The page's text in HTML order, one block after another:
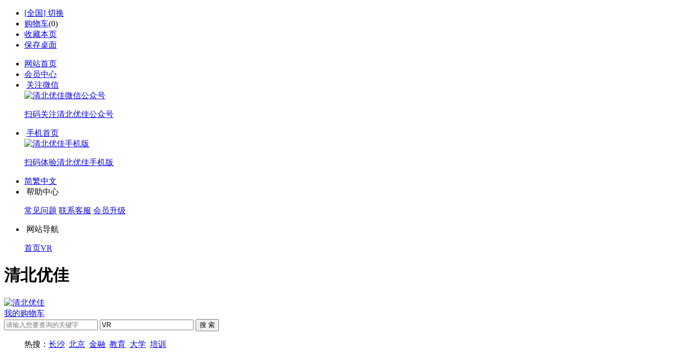
[全国] 切换
购物车(0)
收藏本页
保存桌面
网站首页
会员中心
关注微信
扫码关注清北优佳公众号
手机首页
扫码体验清北优佳手机版
简繁中文
帮助中心
常见问题 联系客服 会员升级
网站导航
首页VR
清北优佳
我的购物车
热搜： 长沙 北京 金融 教育 大学 培训